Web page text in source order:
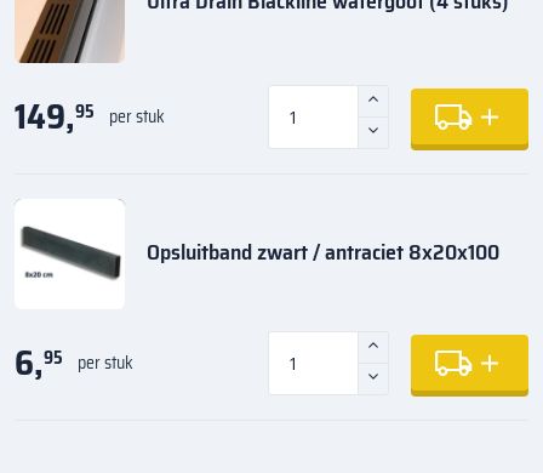
149,95 per stuk
Opsluitband zwart / antraciet 8x20x100
6,95 per stuk